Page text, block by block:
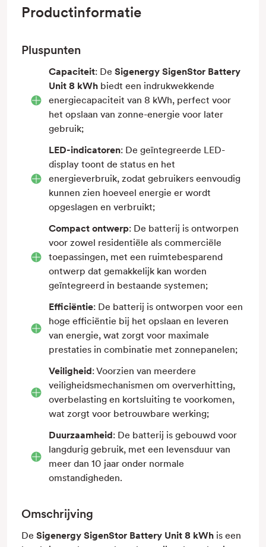
Productinformatie
Pluspunten
Capaciteit: De Sigenergy SigenStor Battery
Unit 8 kWh biedt een indrukwekkende
energiecapaciteit van 8 kWh, perfect voor
het opslaan van zonne-energie voor later
gebruik;
LED-indicatoren: De geïntegreerde LED-
display toont de status en het
energieverbruik, zodat gebruikers eenvoudig
kunnen zien hoeveel energie er wordt
opgeslagen en verbruikt;
Compact ontwerp: De batterij is ontworpen
voor zowel residentiële als commerciële
toepassingen, met een ruimtebesparend
ontwerp dat gemakkelijk kan worden
geïntegreerd in bestaande systemen;
Efficiëntie: De batterij is ontworpen voor een
hoge efficiëntie bij het opslaan en leveren
van energie, wat zorgt voor maximale
prestaties in combinatie met zonnepanelen;
Veiligheid: Voorzien van meerdere
veiligheidsmechanismen om oververhitting,
overbelasting en kortsluiting te voorkomen,
wat zorgt voor betrouwbare werking;
Duurzaamheid: De batterij is gebouwd voor
langdurig gebruik, met een levensduur van
meer dan 10 jaar onder normale
omstandigheden.
Omschrijving
De Sigenergy SigenStor Battery Unit 8 kWh is een